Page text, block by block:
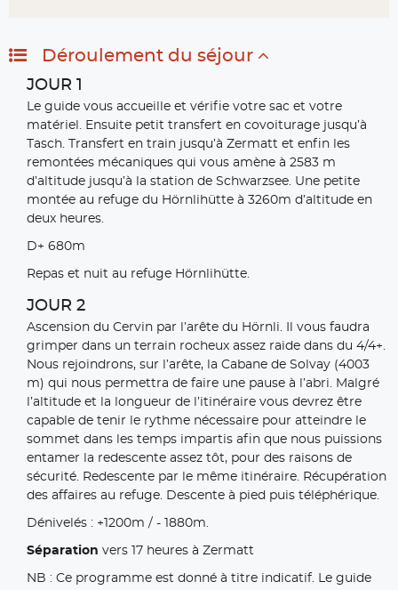
Déroulement du séjour
JOUR 1
Le guide vous accueille et vérifie votre sac et votre
matériel. Ensuite petit transfert en covoiturage jusqu’à
Tasch. Transfert en train jusqu’à Zermatt et enfin les
remontées mécaniques qui vous amène à 2583 m
d’altitude jusqu’à la station de Schwarzsee. Une petite
montée au refuge du Hörnlihütte à 3260m d’altitude en
deux heures.
D+ 680m
Repas et nuit au refuge Hörnlihütte.
JOUR 2
Ascension du Cervin par l’arête du Hörnli. Il vous faudra
grimper dans un terrain rocheux assez raide dans du 4/4+.
Nous rejoindrons, sur l’arête, la Cabane de Solvay (4003
m) qui nous permettra de faire une pause à l’abri. Malgré
l’altitude et la longueur de l’itinéraire vous devrez être
capable de tenir le rythme nécessaire pour atteindre le
sommet dans les temps impartis afin que nous puissions
entamer la redescente assez tôt, pour des raisons de
sécurité. Redescente par le même itinéraire. Récupération
des affaires au refuge. Descente à pied puis téléphérique.
Dénivelés : +1200m / - 1880m.
Séparation vers 17 heures à Zermatt
NB : Ce programme est donné à titre indicatif. Le guide